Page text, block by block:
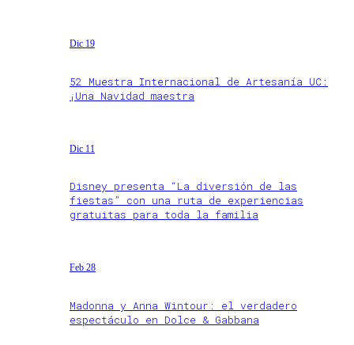
Dic 19
52 Muestra Internacional de Artesanía UC:
¡Una Navidad maestra
Dic 11
Disney presenta “La diversión de las
fiestas” con una ruta de experiencias
gratuitas para toda la familia
Feb 28
Madonna y Anna Wintour: el verdadero
espectáculo en Dolce & Gabbana